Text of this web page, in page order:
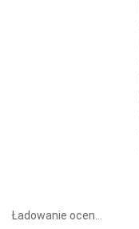
Ładowanie ocen...